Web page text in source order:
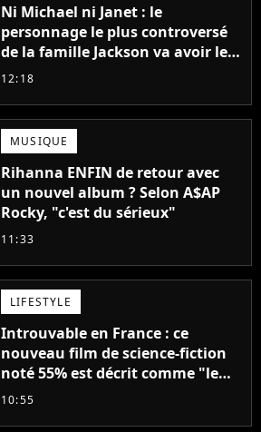
Ni Michael ni Janet : le
personnage le plus controversé
de la famille Jackson va avoir le
droit à sa propre série
12:18
MUSIQUE
Rihanna ENFIN de retour avec
un nouvel album ? Selon A$AP
Rocky, "c'est du sérieux"
11:33
LIFESTYLE
Introuvable en France : ce
nouveau film de science-fiction
noté 55% est décrit comme "le
plus stupide de l'année"
10:55